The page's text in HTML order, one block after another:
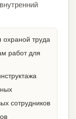
охраной труда
работ для
сотрудников